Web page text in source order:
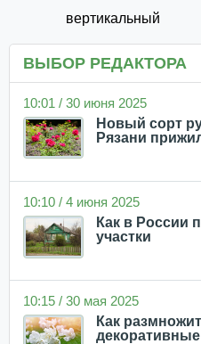
вертикальный
ВЫБОР РЕДАКТОРА
10:01 / 30 июня 2025
Новый сорт
Рязани
10:10 / 4 июня 2025
Как в России
участки
10:15 / 30 мая 2025
Как
декоративные